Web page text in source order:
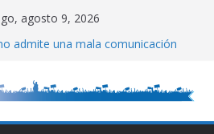
agosto 9, 2026
admite una mala comunicación
en CABA